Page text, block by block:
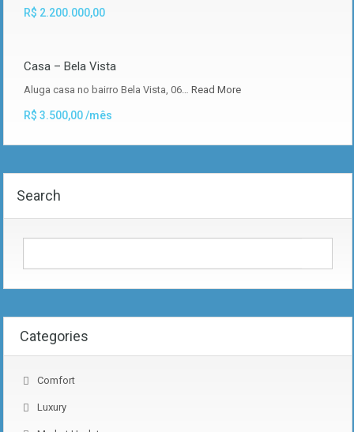
R$ 2.200.000,00
Casa – Bela Vista
Aluga casa no bairro Bela Vista, 06… Read More
R$ 3.500,00 /mês
Search
Categories
Comfort
Luxury